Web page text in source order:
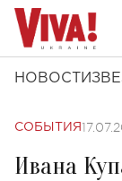
НОВОСТИ
СОБЫТИЯ
Ивана